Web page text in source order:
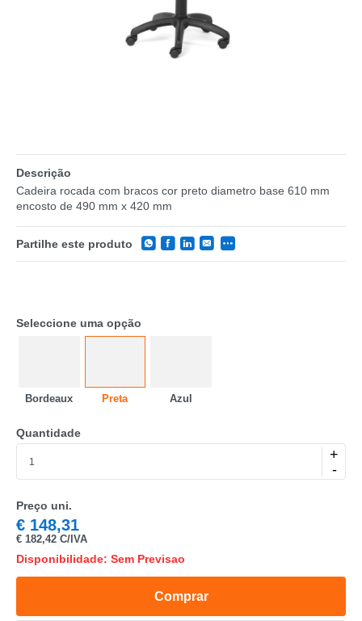
Descrição
Cadeira rocada com bracos cor preto diametro base 610 mm
encosto de 490 mm x 420 mm
Partilhe este produto
Seleccione uma opção
Bordeaux Preta Azul
Quantidade
+
-
Preço uni.
€ 148,31
€ 182,42 C/IVA
Disponibilidade: Sem Previsao
Comprar
CATEGORIA
REF
EAN
NOME
MARCA